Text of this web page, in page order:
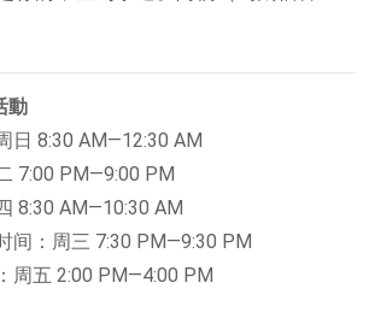
動
日 8:30 AM—12:30 AM
7:00 PM—9:00 PM
8:30 AM—10:30 AM
间：周三 7:30 PM—9:30 PM
周五 2:00 PM—4:00 PM